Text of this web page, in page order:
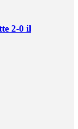
2-0 il